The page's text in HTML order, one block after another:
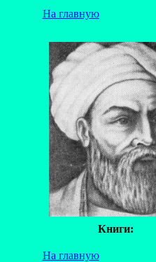
На главную
Книги:
На главную